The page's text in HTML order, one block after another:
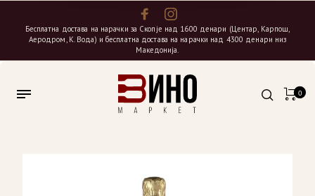
Бесплатна достава на нарачки за Скопје над 1600 денари (Центар, Карпош,
Аеродром, К. Вода) и бесплатна достава на нарачки над 4300 денари низ
Македонија.
0